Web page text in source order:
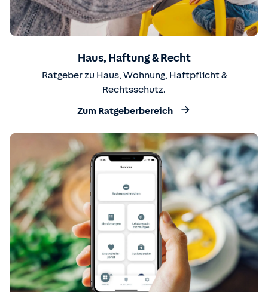
Haus, Haftung & Recht
Ratgeber zu Haus, Wohnung, Haftpflicht &
Rechtsschutz.
Zum Ratgeberbereich